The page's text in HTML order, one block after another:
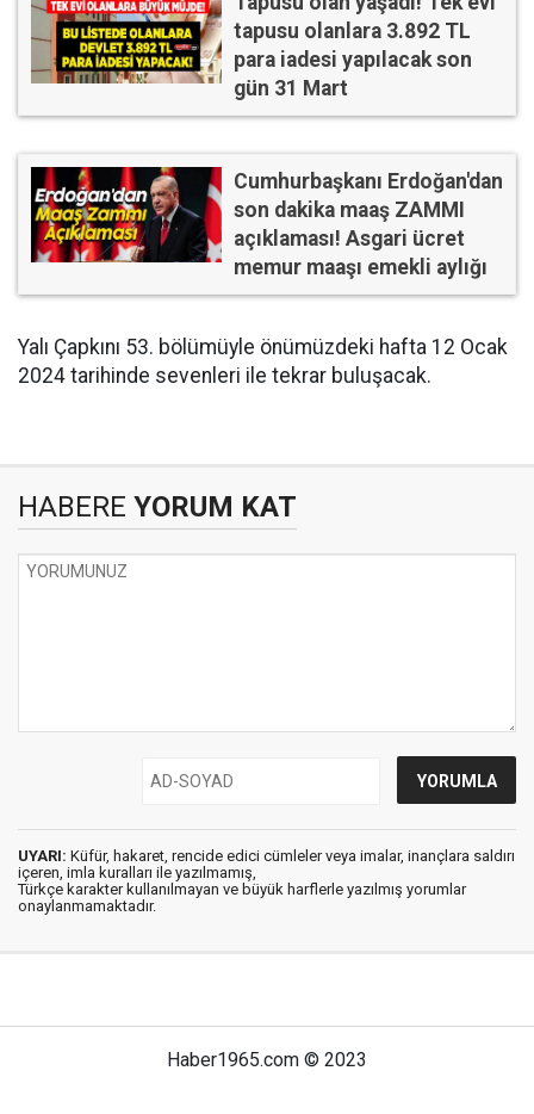
tapusu olanlara 3.892 TL
para iadesi yapılacak son
gün 31 Mart
Cumhurbaşkanı Erdoğan'dan
son dakika maaş ZAMMI
açıklaması! Asgari ücret
memur maaşı emekli aylığı
Yalı Çapkını 53. bölümüyle önümüzdeki hafta 12 Ocak
2024 tarihinde sevenleri ile tekrar buluşacak.
HABERE YORUM KAT
UYARI: Küfür, hakaret, rencide edici cümleler veya imalar, inançlara saldırı
içeren, imla kuralları ile yazılmamış,
Türkçe karakter kullanılmayan ve büyük harflerle yazılmış yorumlar
onaylanmamaktadır.
Haber1965.com © 2023